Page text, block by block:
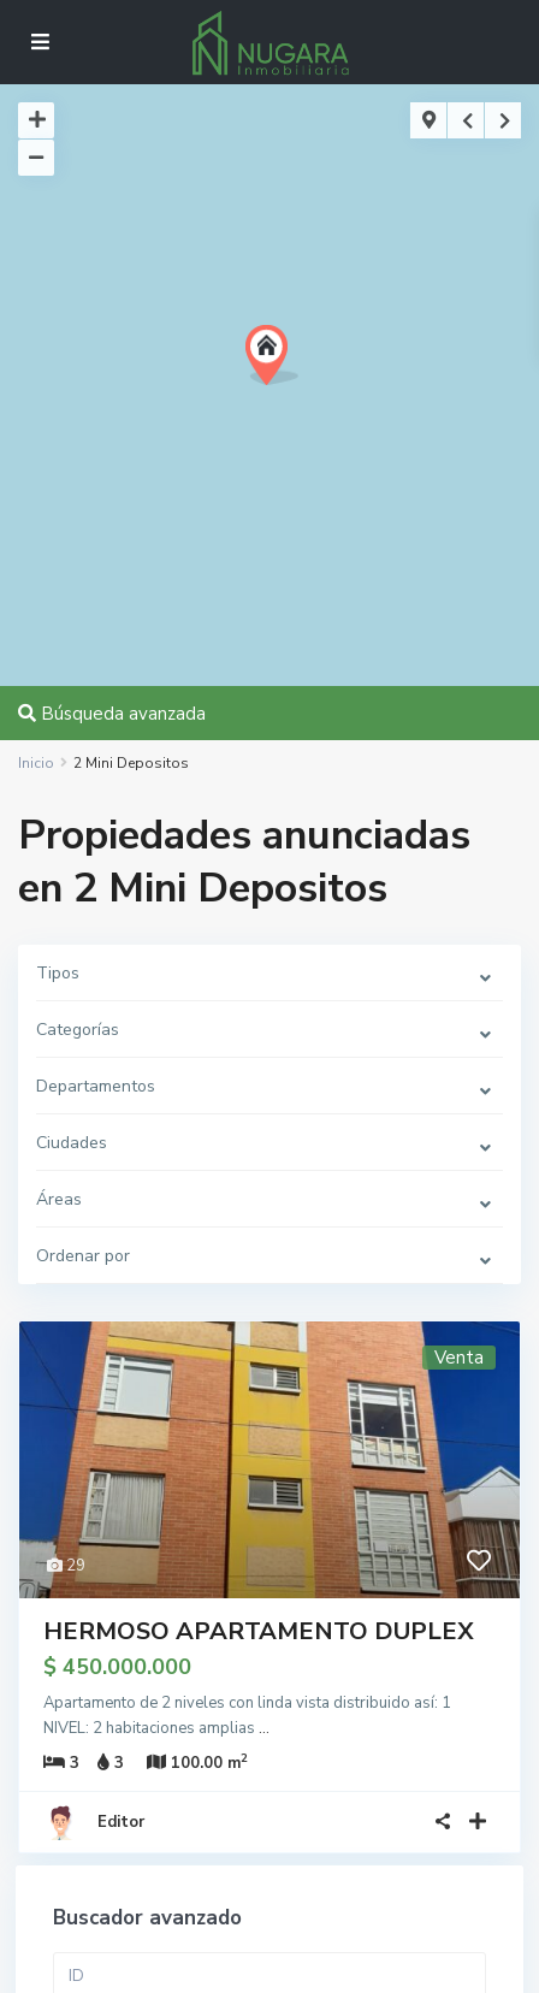
Búsqueda avanzada
Inicio 2 Mini Depositos
Propiedades anunciadas
en 2 Mini Depositos
Tipos
Categorías
Departamentos
Ciudades
Áreas
Ordenar por
29
Venta
HERMOSO APARTAMENTO DUPLEX
$ 450.000.000
Apartamento de 2 niveles con linda vista distribuido así: 1
NIVEL: 2 habitaciones amplias ...
3
3 100.00 m2
Editor
Buscador avanzado